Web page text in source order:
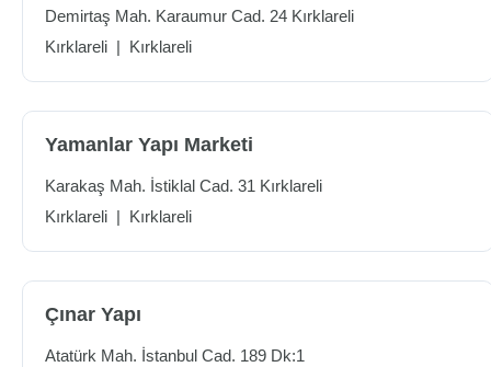
Demirtaş Mah. Karaumur Cad. 24 Kırklareli
Kırklareli | Kırklareli
Yamanlar Yapı Marketi
Karakaş Mah. İstiklal Cad. 31 Kırklareli
Kırklareli | Kırklareli
Çınar Yapı
Atatürk Mah. İstanbul Cad. 189 Dk:1